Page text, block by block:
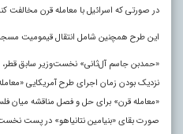
در صورتی که اسرائیل با معامله قرن
این طرح همچنین شامل انتقال قیمومیت
«حمد‌بن جاسم آل‌ثانی» نخست‌وزیر سابق
نزدیک بودن زمان اجرای طرح آمریکایی
«معامله قرن» برای حل و فصل مناقشه میان
صورت بقای «بنیامین نتانیاهو» در پست